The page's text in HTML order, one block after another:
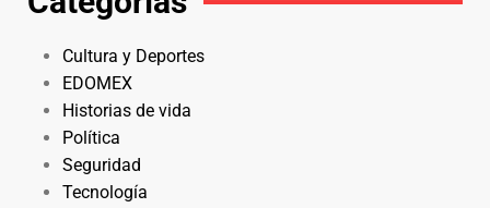
Cultura y Deportes
EDOMEX
Historias de vida
Política
Seguridad
Tecnología